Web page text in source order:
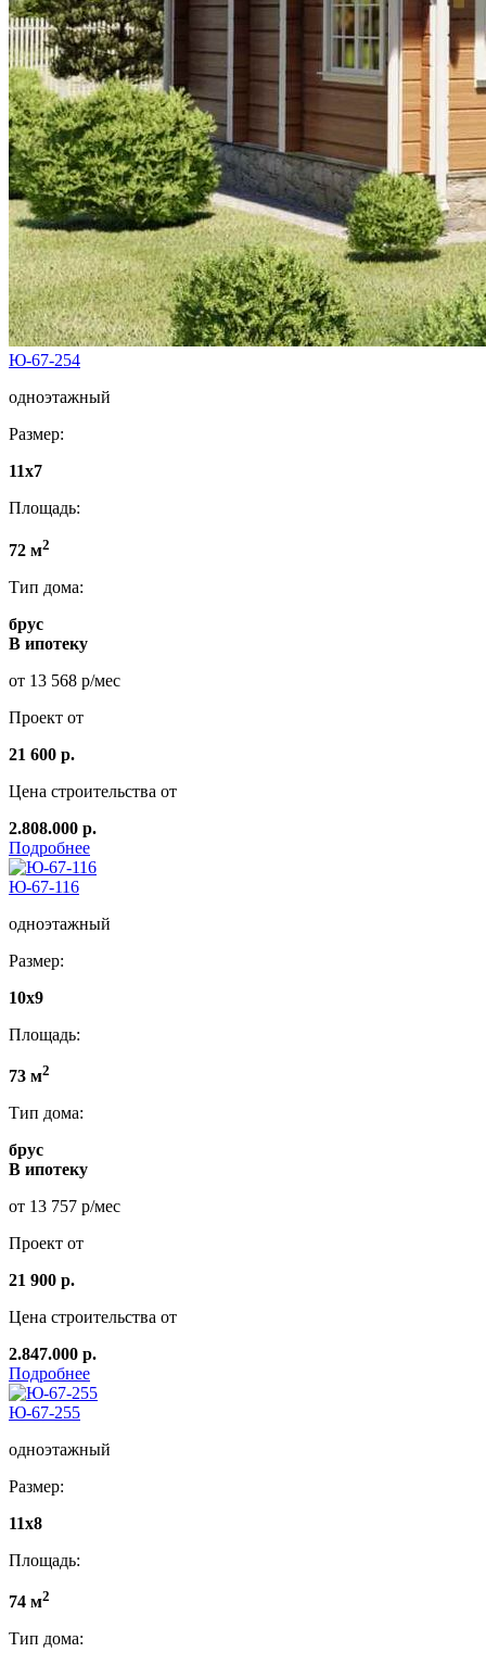
Ю-67-254
одноэтажный
Размер:
11x7
Площадь:
72 м2
Тип дома:
брус
В ипотеку
от 13 568 р/мес
Проект от
21 600 р.
Цена строительства от
2.808.000 р.
Подробнее
Ю-67-116
одноэтажный
Размер:
10х9
Площадь:
73 м2
Тип дома:
брус
В ипотеку
от 13 757 р/мес
Проект от
21 900 р.
Цена строительства от
2.847.000 р.
Подробнее
Ю-67-255
одноэтажный
Размер:
11x8
Площадь:
74 м2
Тип дома: